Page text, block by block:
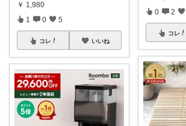
￥ 1,980
1 0 5
コレ いいね
0 2
コレ